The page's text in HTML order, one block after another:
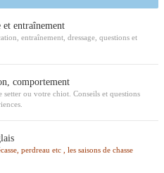
et entraînement
entraînement, dressage, questions et
comportement
ou votre chiot. Conseils et questions
perdreau etc , les saisons de chasse